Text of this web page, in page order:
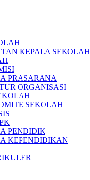
KEPALA SEKOLAH
PRASARANA
ORGANISASI
SEKOLAH
PENDIDIK
KEPENDIDIKAN